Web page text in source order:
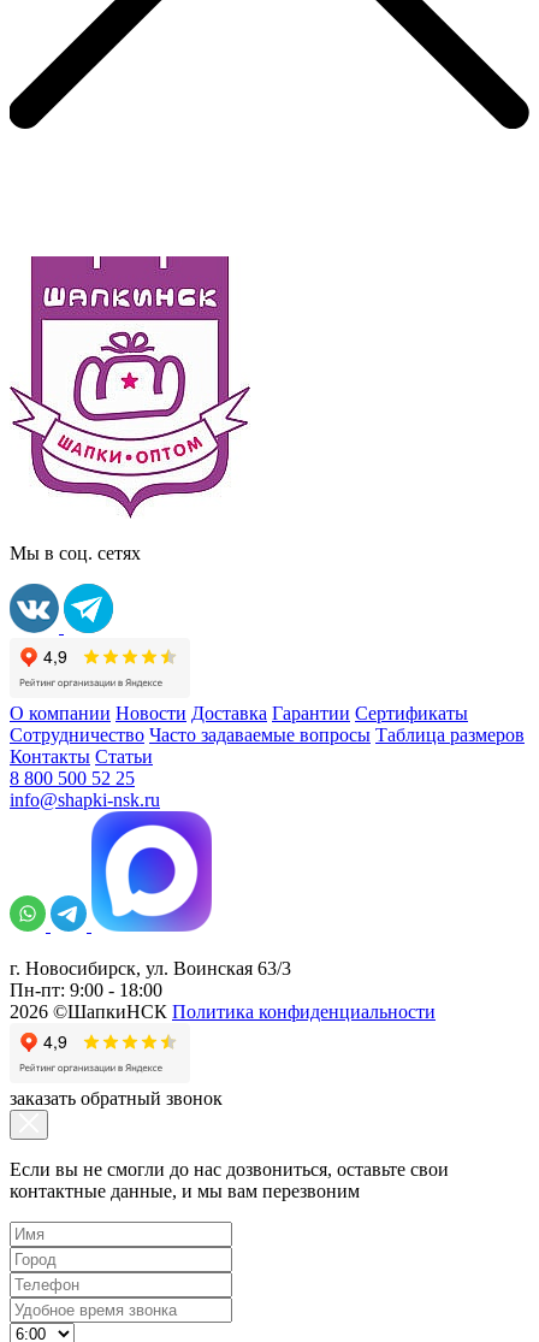
Мы в соц. сетях
О компании Новости Доставка Гарантии Сертификаты
Сотрудничество Часто задаваемые вопросы Таблица размеров
Контакты Статьи
8 800 500 52 25
info@shapki-nsk.ru
г. Новосибирск, ул. Воинская 63/3
Пн-пт: 9:00 - 18:00
2026 ©ШапкиНСК Политика конфиденциальности
заказать обратный звонок
Если вы не смогли до нас дозвониться, оставьте свои
контактные данные, и мы вам перезвоним